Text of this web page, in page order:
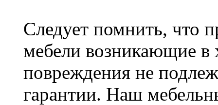
Следует помнить, что
мебели возникающие в
повреждения не
гарантии. Наш